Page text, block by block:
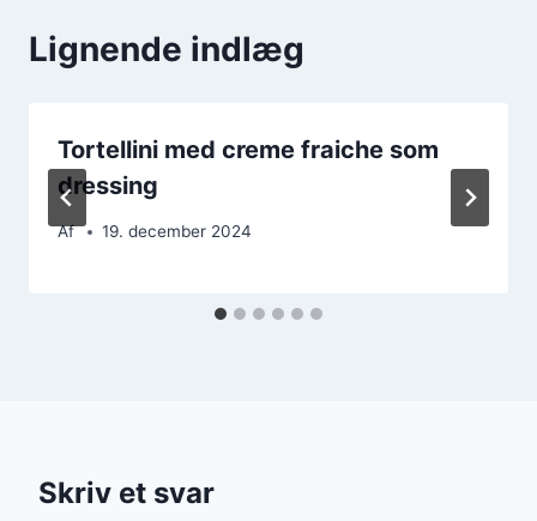
Lignende indlæg
Tortellini med creme fraiche som
dressing
Af 19. december 2024
Skriv et svar